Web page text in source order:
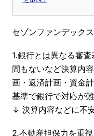
セゾンファンデック
1.銀行とは異なる審
間もないなど決算内
画・返済計画・資金
基準で銀行で対応が
↓ 決算内容などに不
2.不動産担保力を重